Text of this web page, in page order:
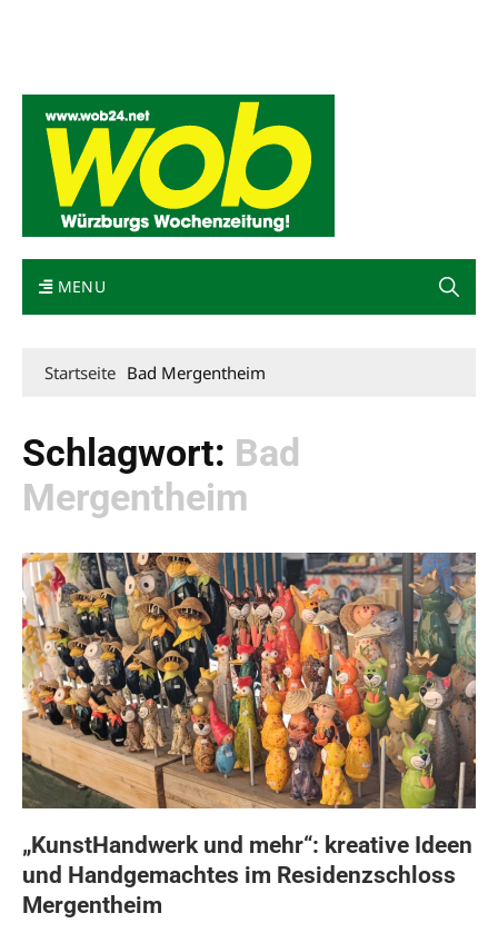
MENU
Startseite Bad Mergentheim
Schlagwort: Bad
Mergentheim
„KunstHandwerk und mehr“: kreative Ideen
und Handgemachtes im Residenzschloss
Mergentheim